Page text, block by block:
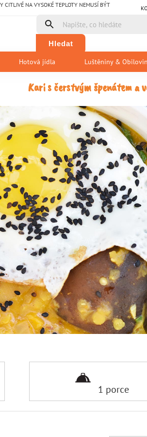
CITLIVÉ NA VYSOKÉ TEPLOTY NEMUSÍ BÝT
Hledat
Hotová jídla Luštěniny &
Kari s čerstvým špenátem a
1 porce